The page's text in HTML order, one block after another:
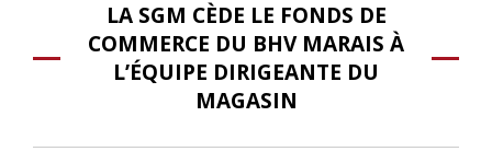
LA SGM CÈDE LE FONDS DE
COMMERCE DU BHV MARAIS À
L’ÉQUIPE DIRIGEANTE DU
MAGASIN